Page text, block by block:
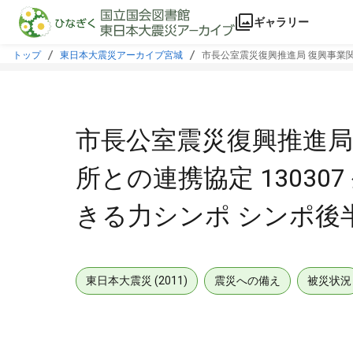
本文に飛ぶ
ギャラリー
トップ 東日本大震災アーカイブ宮城 市長公室震災復興推進局 復興事業
市長公室震災復興推進
所との連携協定
きる力シンポ シンポ後
東日本大震災 (2011) 震災への備え 被災状況